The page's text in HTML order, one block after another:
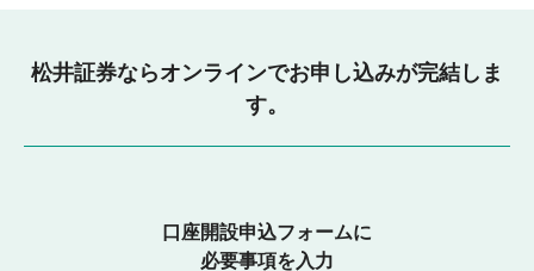
松井証券ならオンラインでお申し込みが完結しま
す。
口座開設申込フォームに
必要事項を入力